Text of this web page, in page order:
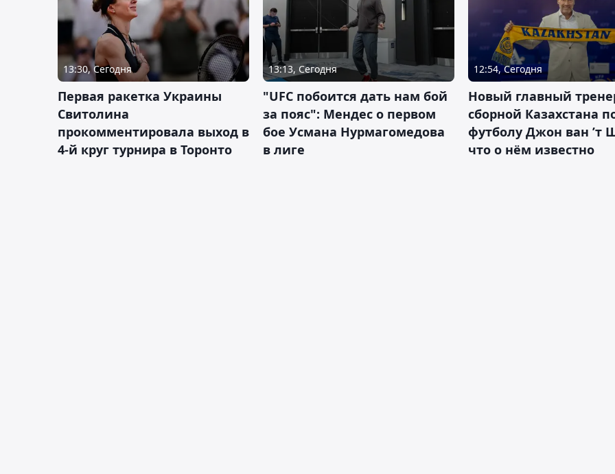
13:30, Сегодня
Первая ракетка Украины
Свитолина
прокомментировала выход в
4-й круг турнира в Торонто
13:13, Сегодня
"UFC побоится дать нам бой
за пояс": Мендес о первом
бое Усмана Нурмагомедова
в лиге
12:54, Сегодня
Новый главный
сборной Казахстана
футболу Джон ван ’т
что о нём известно